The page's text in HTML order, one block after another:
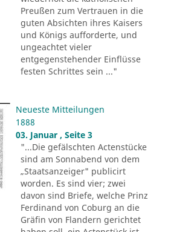
Preußen zum Vertrauen in die
guten Absichten ihres Kaisers
und Königs aufforderte, und
ungeachtet vieler
entgegenstehender Einflüsse
festen Schrittes sein ..."
Neueste Mitteilungen
1888
03. Januar , Seite 3
"...Die gefälschten Actenstücke
sind am Sonnabend von dem
„Staatsanzeiger" publicirt
worden. Es sind vier; zwei
davon sind Briefe, welche Prinz
Ferdinand von Coburg an die
Gräfin von Flandern gerichtet